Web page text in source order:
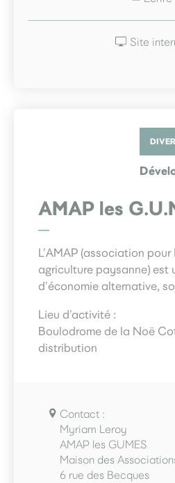
Site
AMAP les
L’AMAP (association pour
agriculture paysanne) est
d’économie alternative,
Lieu d’activité :
Boulodrome de la Noë
distribution
Contact :
Myriam Leroy
AMAP les GUMES
Maison des
6 rue des Becques